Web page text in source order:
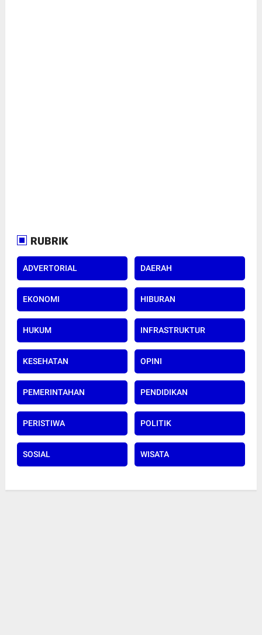
RUBRIK
ADVERTORIAL DAERAH
EKONOMI HIBURAN
HUKUM INFRASTRUKTUR
KESEHATAN OPINI
PEMERINTAHAN PENDIDIKAN
PERISTIWA POLITIK
SOSIAL WISATA